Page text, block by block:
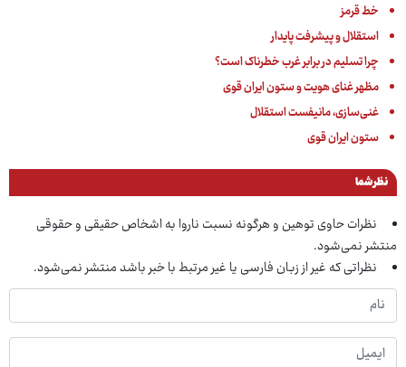
خط قرمز
استقلال و پیشرفت پایدار
چرا تسلیم در برابر غرب خطرناک است؟
مظهر غنای هویت و ستون ایران قوی
غنی‌سازی، مانیفست استقلال
ستون ایران قوی
نظر شما
نظرات حاوی توهین و هرگونه نسبت ناروا به اشخاص حقیقی و حقوقی
منتشر نمی‌شود.
نظراتی که غیر از زبان فارسی یا غیر مرتبط با خبر باشد منتشر نمی‌شود.